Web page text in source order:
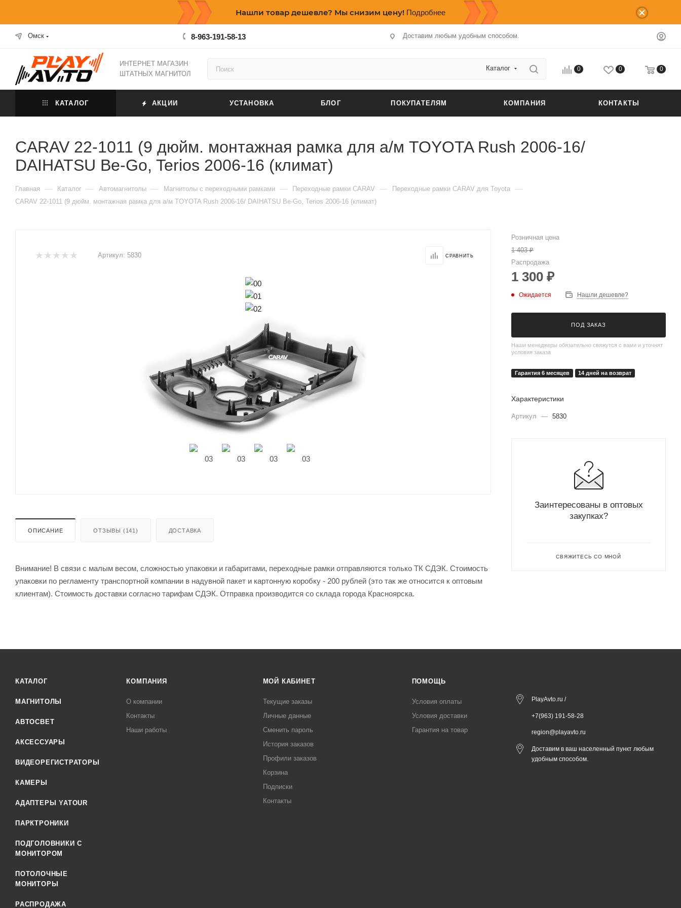
Нашли товар дешевле? Мы снизим цену! Подробнее
Омск 8-963-191-58-13 Доставим любым удобным способом.
ИНТЕРНЕТ МАГАЗИН
ШТАТНЫХ МАГНИТОЛ
Каталог 0 0 0
КАТАЛОГ АКЦИИ УСТАНОВКА БЛОГ ПОКУПАТЕЛЯМ КОМПАНИЯ КОНТАКТЫ
CARAV 22-1011 (9 дюйм. монтажная рамка для а/м TOYOTA Rush 2006-16/
DAIHATSU Be-Go, Terios 2006-16 (климат)
Главная — Каталог — Автомагнитолы — Магнитолы с переходными рамками — Переходные рамки CARAV — Переходные рамки CARAV для Toyota —
CARAV 22-1011 (9 дюйм. монтажная рамка для а/м TOYOTA Rush 2006-16/ DAIHATSU Be-Go, Terios 2006-16 (климат)
Артикул: 5830
ОПИСАНИЕ ОТЗЫВЫ (141) ДОСТАВКА
Внимание! В связи с малым весом, сложностью упаковки и габаритами, переходные рамки отправляются только ТК СДЭК. Стоимость
упаковки по регламенту транспортной компании в надувной пакет и картонную коробку - 200 рублей (это так же относится к оптовым
клиентам). Стоимость доставки согласно тарифам СДЭК. Отправка производится со склада города Красноярска.
Розничная цена
1 403₽
Распродажа
1 300 ₽
Ожидается Нашли дешевле?
ПОД ЗАКАЗ
Наши менеджеры обязательно свяжутся с вами и уточнят
условия заказа
Гарантия 6 месяцев 14 дней на возврат
Характеристики
Артикул — 5830
Заинтересованы в оптовых
закупках?
СВЯЖИТЕСЬ СО МНОЙ
КАТАЛОГ
МАГНИТОЛЫ
АВТОСВЕТ
АКСЕССУАРЫ
ВИДЕОРЕГИСТРАТОРЫ
КАМЕРЫ
АДАПТЕРЫ YATOUR
ПАРКТРОНИКИ
ПОДГОЛОВНИКИ С
МОНИТОРОМ
ПОТОЛОЧНЫЕ
МОНИТОРЫ
РАСПРОДАЖА
КОМПАНИЯ
О компании
Контакты
Наши работы
МОЙ КАБИНЕТ
Текущие заказы
Личные данные
Сменить пароль
История заказов
Профили заказов
Корзина
Подписки
Контакты
ПОМОЩЬ
Условия оплаты
Условия доставки
Гарантия на товар
PlayAvto.ru /
+7(963) 191-58-28
region@playavto.ru
Доставим в ваш населенный пункт любым
удобным способом.